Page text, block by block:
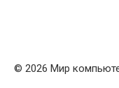
© 2026 Мир